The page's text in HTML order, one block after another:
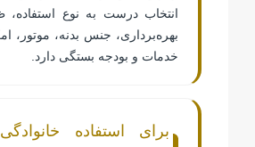
انتخاب درست به نوع
بهره‌برداری، جنس بدنه، موتور،
خدمات و بودجه بستگی دارد.
برای استفاده